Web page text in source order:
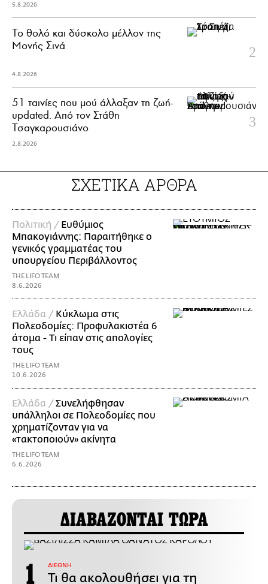
5.8.2026
Το θολό και δύσκολο μέλλον της
Μονής Σινά
4.8.2026
51 ταινίες που μού άλλαξαν τη ζωή-
updated. Aπό τον Στάθη
Τσαγκαρουσιάνο
2.8.2026
ΣΧΕΤΙΚΑ ΑΡΘΡΑ
Πολιτική / Ευθύμιος
Μπακογιάννης: Παραιτήθηκε ο
γενικός γραμματέας του
υπουργείου Περιβάλλοντος
THE LIFO TEAM
8.6.2026
Ελλάδα / Κύκλωμα στις
Πολεοδομίες: Προφυλακιστέα 6
άτομα - Τι είπαν στις απολογίες
τους
THE LIFO TEAM
10.6.2026
Ελλάδα /Συνελήφθησαν
υπάλληλοι σε Πολεοδομίες που
χρηματίζονταν για να
«τακτοποιούν» ακίνητα
THE LIFO TEAM
6.6.2026
ΔΙΑΒΑΖΟΝΤΑΙ ΤΩΡΑ
ΔΙΕΘΝΗ
Τι θα ακολουθήσει για τη